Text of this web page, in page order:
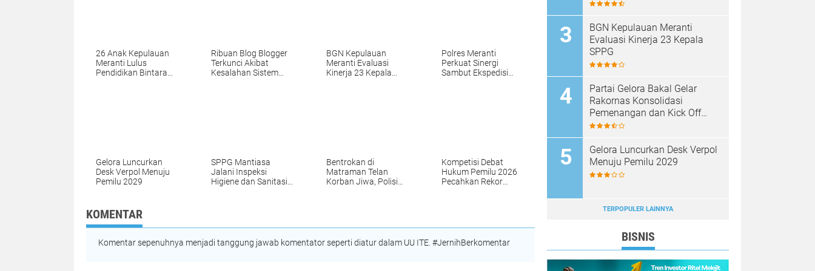
26 Anak Kepulauan
Meranti Lulus
Pendidikan Bintara
Ribuan Blog Blogger
Terkunci Akibat
Kesalahan Sistem
BGN Kepulauan
Meranti Evaluasi
Kinerja 23 Kepala
Polres Meranti
Perkuat Sinergi
Sambut Ekspedisi
Gelora Luncurkan
Desk Verpol Menuju
Pemilu 2029
SPPG Mantiasa
Jalani Inspeksi
Higiene dan Sanitasi
Bentrokan di
Matraman Telan
Korban Jiwa, Polisi
Kompetisi Debat
Hukum Pemilu 2026
Pecahkan Rekor
KOMENTAR
Komentar sepenuhnya menjadi tanggung jawab komentator seperti diatur dalam UU ITE. #JernihBerkomentar
BGN Kepulauan Meranti
Evaluasi Kinerja 23 Kepala
SPPG
Partai Gelora Bakal Gelar
Rakornas Konsolidasi
Pemenangan dan Kick Off
Pencalegan
Gelora Luncurkan Desk Verpol
Menuju Pemilu 2029
TERPOPULER LAINNYA
BISNIS